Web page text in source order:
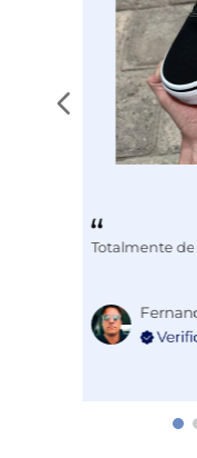
Totalmente de